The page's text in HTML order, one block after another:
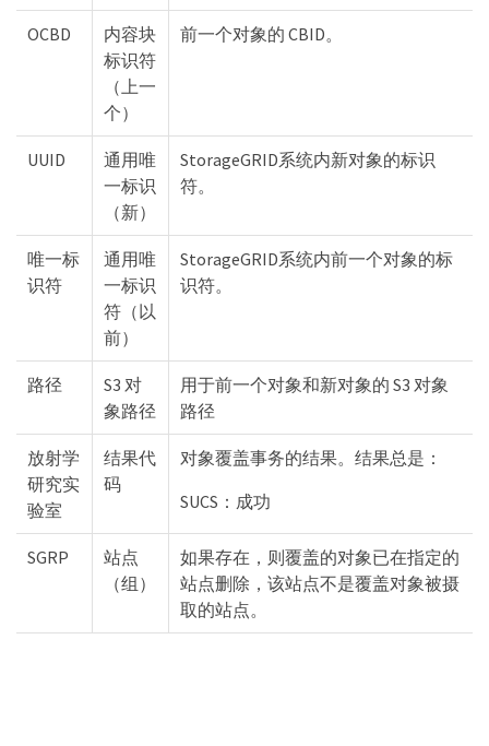
OCBD
内容块
标识符
（上一
个）
前一个对象的 CBID。
UUID
通用唯
一标识
（新）
StorageGRID系统内新对象的标识
符。
唯一标
识符
通用唯
一标识
符（以
前）
StorageGRID系统内前一个对象的标
识符。
路径
S3 对
象路径
用于前一个对象和新对象的 S3 对象
路径
放射学
研究实
验室
结果代
码
对象覆盖事务的结果。结果总是：
SUCS：成功
SGRP
站点
（组）
如果存在，则覆盖的对象已在指定的
站点删除，该站点不是覆盖对象被摄
取的站点。